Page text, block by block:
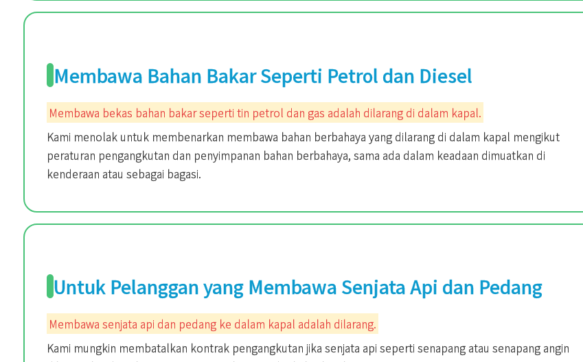
Membawa Bahan Bakar Seperti Petrol dan Diesel
Membawa bekas bahan bakar seperti tin petrol dan gas adalah dilarang di dalam kapal.
Kami menolak untuk membenarkan membawa bahan berbahaya yang dilarang di dalam kapal mengikut
peraturan pengangkutan dan penyimpanan bahan berbahaya, sama ada dalam keadaan dimuatkan di
kenderaan atau sebagai bagasi.
Untuk Pelanggan yang Membawa Senjata Api dan Pedang
Membawa senjata api dan pedang ke dalam kapal adalah dilarang.
Kami mungkin membatalkan kontrak pengangkutan jika senjata api seperti senapang atau senapang angin